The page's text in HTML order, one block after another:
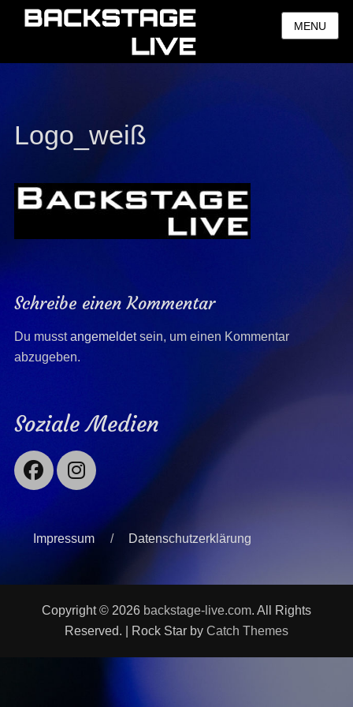
MENU
Logo_weiß
Schreibe einen Kommentar
Du musstangemeldetsein, um einen Kommentar
abzugeben.
Soziale Medien
Facebook
Instagram
Impressum Datenschutzerklärung
Copyright © 2026 backstage-live.com. All Rights
Reserved. | Rock Star by Catch Themes